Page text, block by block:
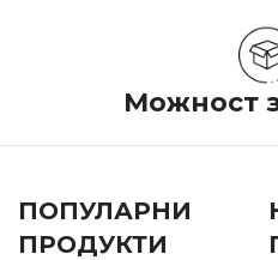
Можност
ПОПУЛАРНИ
ПРОДУКТИ